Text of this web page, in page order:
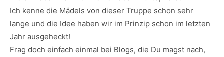
Ich kenne die Mädels von dieser Truppe schon sehr
lange und die Idee haben wir im Prinzip schon im letzten
Jahr ausgeheckt!
Frag doch einfach einmal bei Blogs, die Du magst nach,